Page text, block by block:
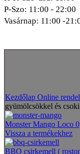
P-Szo: 11:00 - 22:00
Vasárnap: 11:00 -
Kezdőlap Online
gyümölcsökkel és
Monster Mango Loco
Vissza a termékekhez
BBQ csirkemell (